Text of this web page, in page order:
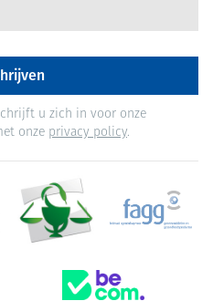
u zich in voor onze
onze privacy policy.